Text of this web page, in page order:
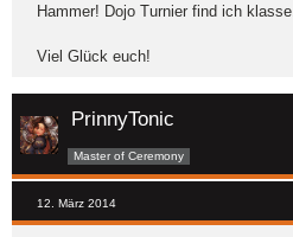
Hammer! Dojo Turnier find ich klasse.
Viel Glück euch!
PrinnyTonic
Master of Ceremony
12. März 2014